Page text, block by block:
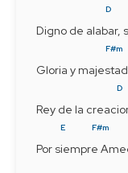
D
Digno de alabar,
F#m
Gloria y
D
Rey de la
E F#m
Por siempre